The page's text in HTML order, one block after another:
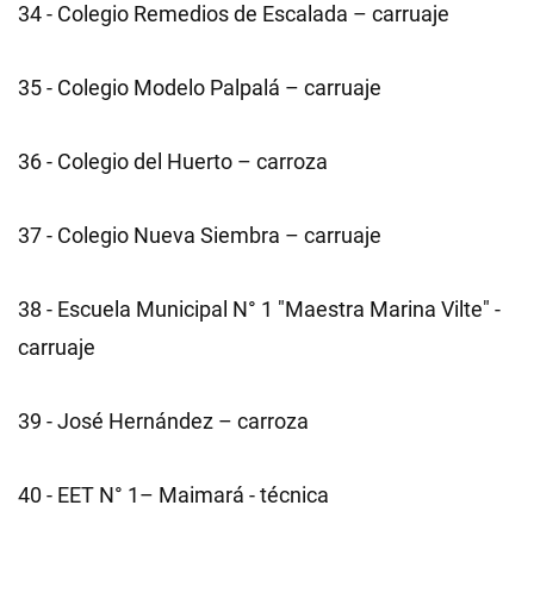
34 - Colegio Remedios de Escalada – carruaje
35 - Colegio Modelo Palpalá – carruaje
36 - Colegio del Huerto – carroza
37 - Colegio Nueva Siembra – carruaje
38 - Escuela Municipal N° 1 "Maestra Marina Vilte" -
carruaje
39 - José Hernández – carroza
40 - EET N° 1– Maimará - técnica